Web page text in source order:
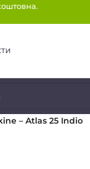
– Atlas 25 Indio